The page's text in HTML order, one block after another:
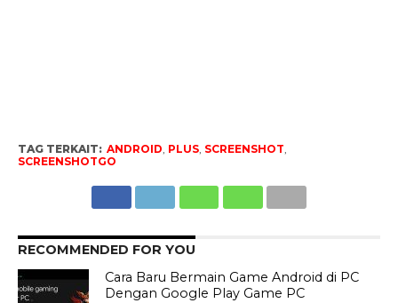
TAG TERKAIT: ANDROID, PLUS, SCREENSHOT,
SCREENSHOTGO
RECOMMENDED FOR YOU
Cara Baru Bermain Game Android di PC
Dengan Google Play Game PC